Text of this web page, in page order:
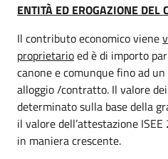
ENTITÀ ED EROGAZIONE DEL
Il contributo economico viene
proprietarioed è di importo
canone e comunque fino ad
alloggio /contratto. Il valore
determinato sulla base della
il valore dell’attestazione
in maniera crescente.